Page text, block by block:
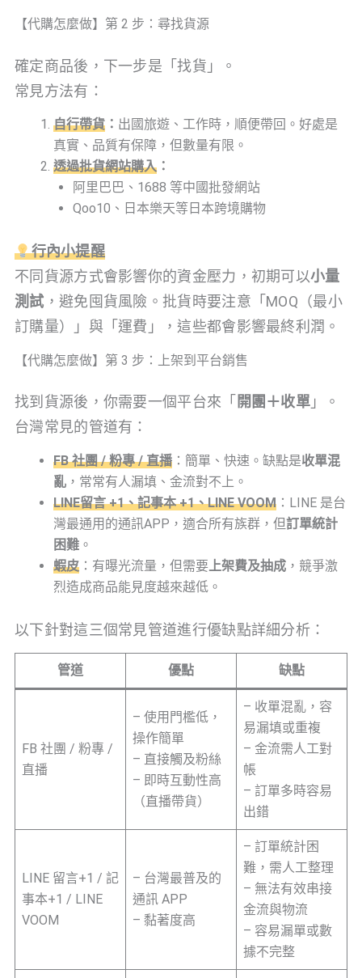
【代購怎麼做】第 2 步：尋找貨源
確定商品後，下一步是「找貨」。
常見方法有：
自行帶貨 ： 出國旅遊、工作時，順便帶回。好處是
真實、品質有保障，但數量有限。
透過批貨網站購入 ：
阿里巴巴、1688 等中國批發網站
Qoo10、日本樂天等日本跨境購物
行內小提醒
不同貨源方式會影響你的資金壓力，初期可以小量
測試 ，避免囤貨風險。批貨時要注意「MOQ（最小
訂購量）」與「運費」，這些都會影響最終利潤。
【代購怎麼做】第 3 步：上架到平台銷售
找到貨源後，你需要一個平台來「 開團＋收單 」。
台灣常見的管道有：
FB 社團 / 粉專 / 直播 ：簡單、快速。缺點是收單混
亂 ，常常有人漏填、金流對不上。
LINE留言 +1、記事本 +1、LINE VOOM ：LINE 是台
灣最通用的通訊APP，適合所有族群，但訂單統計
困難 。
蝦皮 ：有曝光流量，但需要上架費及抽成 ，競爭激
烈造成商品能見度越來越低。
以下針對這三個常見管道進行優缺點詳細分析：
管道 優點 缺點
FB 社團 / 粉專 /
直播
– 使用門檻低，
操作簡單
– 直接觸及粉絲
– 即時互動性高
（直播帶貨）
– 收單混亂，容
易漏填或重複
– 金流需人工對
帳
– 訂單多時容易
出錯
LINE 留言+1 / 記
事本+1 / LINE
VOOM
– 台灣最普及的
通訊 APP
– 黏著度高
– 訂單統計困
難，需人工整理
– 無法有效串接
金流與物流
– 容易漏單或數
據不完整